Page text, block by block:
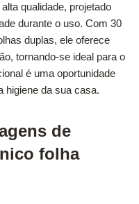
qualidade, projetado
durante o uso. Com 30
duplas, ele oferece
tornando-se ideal para o
é uma oportunidade
higiene da sua casa.
de
folha